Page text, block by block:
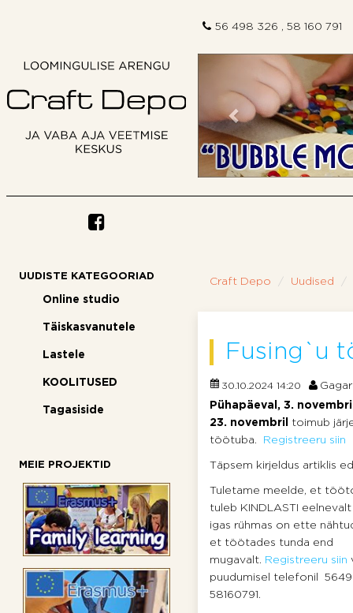
56 498 326 , 58 160 791
Eelmine
UUDISTE KATEGOORIAD
Online studio
Täiskasvanutele
Lastele
KOOLITUSED
Tagasiside
MEIE PROJEKTID
Craft Depo Uudised
Fusing`u
30.10.2024 14:20
Pühapäeval, 3.
23. novembril toimub
töötuba.
Registreeru siin
Täpsem kirjeldus artiklis
Tuletame meelde, et
tuleb KINDLASTI
igas rühmas on ette
et töötades tunda end
mugavalt. Registreeru siin
puudumisel telefonil
58160791.